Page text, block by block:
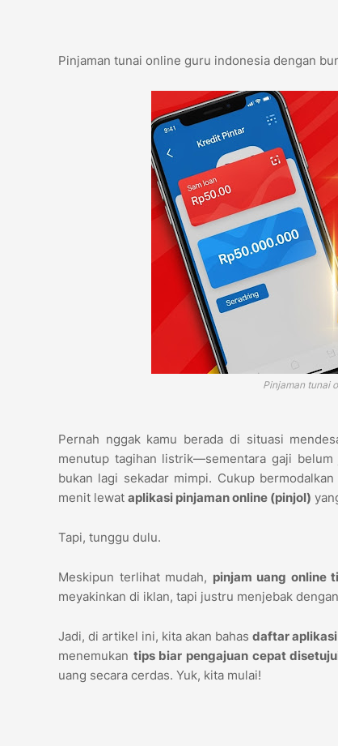
Pinjaman tunai online guru indonesia dengan
Pinjaman tunai
Pernah nggak kamu berada di situasi
menutup tagihan listrik—sementara gaji
bukan lagi sekadar mimpi. Cukup bermodalkan
menit lewat aplikasi pinjaman online (pinjol)
Tapi, tunggu dulu.
Meskipun terlihat mudah, pinjam uang online
meyakinkan di iklan, tapi justru menjebak
Jadi, di artikel ini, kita akan bahas daftar aplikasi
menemukan tips biar pengajuan cepat
uang secara cerdas. Yuk, kita mulai!